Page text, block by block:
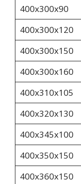
400х300х90
400х300х120
400х300х150
400х300х160
400х310х105
400x320x130
400х345х100
400х350х150
400х360х150